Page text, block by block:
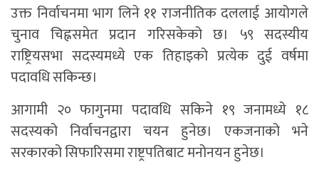
उक्त निर्वाचनमा भाग लिने ११ राजनीतिक दललाई आयोगले
चुनाव चिह्नसमेत प्रदान गरिसकेको छ। ५९ सदस्यीय
राष्ट्रियसभा सदस्यमध्ये एक तिहाइको प्रत्येक दुई वर्षमा
पदावधि सकिन्छ।
आगामी २० फागुनमा पदावधि सकिने १९ जनामध्ये १८
सदस्यको निर्वाचनद्वारा चयन हुनेछ। एकजनाको भने
सरकारको सिफारिसमा राष्ट्रपतिबाट मनोनयन हुनेछ।